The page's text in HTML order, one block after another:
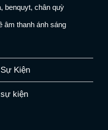
benquyt, chân quỳ
âm thanh ánh sáng
Kiện
kiện